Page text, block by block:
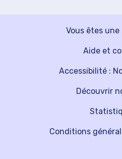
Vous êtes
Découvrir
Aide et
Accessibilité :
Conditions